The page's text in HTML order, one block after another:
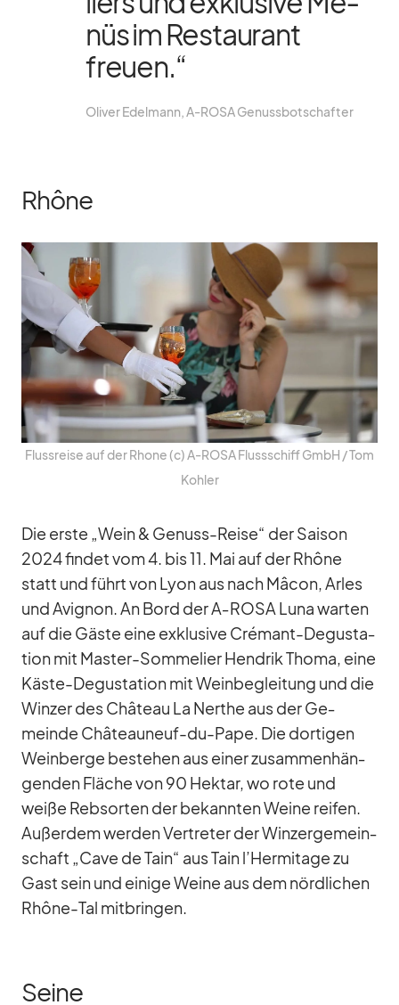
nüs im Re­stau­rant
freuen.“
Oli­ver Edel­mann, A‑ROSA Ge­nuss­bot­schaf­ter
Rhône
Fluss­reise auf der Rhone (c) A‑ROSA Fluss­schiff GmbH /​ Tom
Koh­ler
Die erste „Wein & Ge­nuss-Reise“ der Sai­son
2024 fin­det vom 4. bis 11. Mai auf der Rhône
statt und führt von Lyon aus nach Mâ­con, Arles
und Avi­gnon. An Bord der A‑ROSA Luna war­ten
auf die Gäste eine ex­klu­sive Cré­mant-De­gus­ta­
tion mit Mas­ter-Som­me­lier Hen­drik Thoma, eine
Käste-De­gus­ta­tion mit Wein­be­glei­tung und die
Win­zer des Châ­teau La Ner­the aus der Ge­
meinde Châ­teau­neuf-du-Pape. Die dor­ti­gen
Wein­berge be­stehen aus ei­ner zu­sam­men­hän­
gen­den Flä­che von 90 Hektar, wo rote und
weiße Reb­sor­ten der be­kann­ten Weine rei­fen.
Au­ßer­dem wer­den Ver­tre­ter der Win­zer­ge­mein­
schaft „Cave de Tain“ aus Tain l’Hermitage zu
Gast sein und ei­nige Weine aus dem nörd­li­chen
Rhône-Tal mit­brin­gen.
Seine